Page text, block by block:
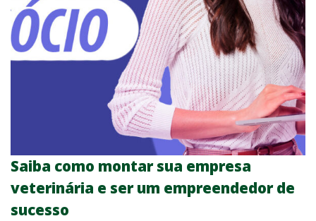
Saiba como montar sua empresa
veterinária e ser um empreendedor de
sucesso